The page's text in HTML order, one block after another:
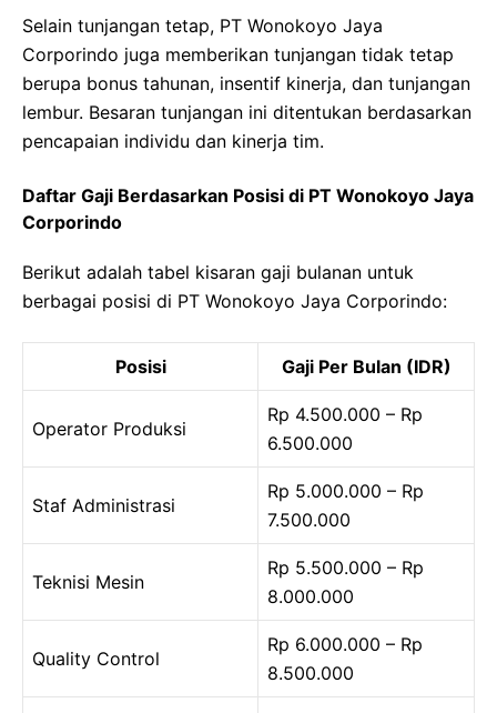
Selain tunjangan tetap, PT Wonokoyo Jaya
Corporindo juga memberikan tunjangan tidak tetap
berupa bonus tahunan, insentif kinerja, dan tunjangan
lembur. Besaran tunjangan ini ditentukan berdasarkan
pencapaian individu dan kinerja tim.
Daftar Gaji Berdasarkan Posisi di PT Wonokoyo Jaya
Corporindo
Berikut adalah tabel kisaran gaji bulanan untuk
berbagai posisi di PT Wonokoyo Jaya Corporindo:
Posisi Gaji Per Bulan (IDR)
Operator Produksi
Rp 4.500.000 – Rp
6.500.000
Staf Administrasi
Rp 5.000.000 – Rp
7.500.000
Teknisi Mesin
Rp 5.500.000 – Rp
8.000.000
Quality Control
Rp 6.000.000 – Rp
8.500.000